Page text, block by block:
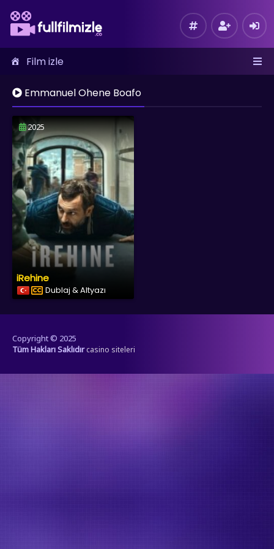
Film izle
Emmanuel Ohene Boafo
2025
iRehine
Dublaj & Altyazı
Copyright © 2025
Tüm Hakları Saklıdır casino siteleri